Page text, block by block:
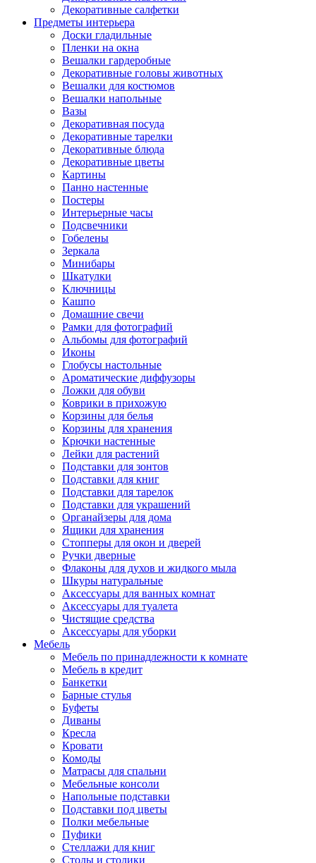
Декоративные салфетки
Предметы интерьера
Доски гладильные
Пленки на окна
Вешалки гардеробные
Декоративные головы животных
Вешалки для костюмов
Вешалки напольные
Вазы
Декоративная посуда
Декоративные тарелки
Декоративные блюда
Декоративные цветы
Картины
Панно настенные
Постеры
Интерьерные часы
Подсвечники
Гобелены
Зеркала
Минибары
Шкатулки
Ключницы
Кашпо
Домашние свечи
Рамки для фотографий
Альбомы для фотографий
Иконы
Глобусы настольные
Ароматические диффузоры
Ложки для обуви
Коврики в прихожую
Корзины для белья
Корзины для хранения
Крючки настенные
Лейки для растений
Подставки для зонтов
Подставки для книг
Подставки для тарелок
Подставки для украшений
Органайзеры для дома
Ящики для хранения
Стопперы для окон и дверей
Ручки дверные
Флаконы для духов и жидкого мыла
Шкуры натуральные
Аксессуары для ванных комнат
Аксессуары для туалета
Чистящие средства
Аксессуары для уборки
Мебель
Мебель по принадлежности к комнате
Мебель в кредит
Банкетки
Барные стулья
Буфеты
Диваны
Кресла
Кровати
Комоды
Матрасы для спальни
Мебельные консоли
Напольные подставки
Подставки под цветы
Полки мебельные
Пуфики
Стеллажи для книг
Столы и столики